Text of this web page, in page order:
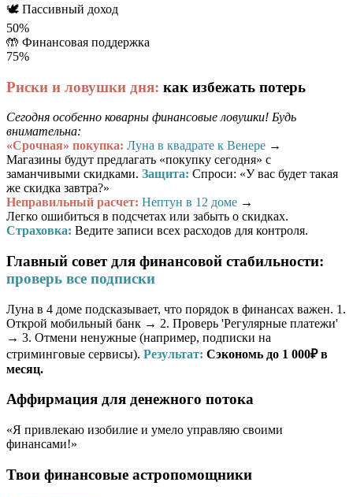
🕊️ Пассивный доход
50%
🤲 Финансовая поддержка
75%
Риски и ловушки дня: как избежать потерь
Сегодня особенно коварны финансовые ловушки! Будь
внимательна:
«Срочная» покупка: Луна в квадрате к Венере →
Магазины будут предлагать «покупку сегодня» с
заманчивыми скидками. Защита: Спроси: «У вас будет такая
же скидка завтра?»
Неправильный расчет: Нептун в 12 доме →
Легко ошибиться в подсчетах или забыть о скидках.
Страховка: Ведите записи всех расходов для контроля.
Главный совет для финансовой стабильности:
проверь все подписки
Луна в 4 доме подсказывает, что порядок в финансах важен. 1.
Открой мобильный банк → 2. Проверь 'Регулярные платежи'
→ 3. Отмени ненужные (например, подписки на
стриминговые сервисы). Результат: Сэкономь до 1 000₽ в
месяц.
Аффирмация для денежного потока
«Я привлекаю изобилие и умело управляю своими
финансами!»
Твои финансовые астропомощники